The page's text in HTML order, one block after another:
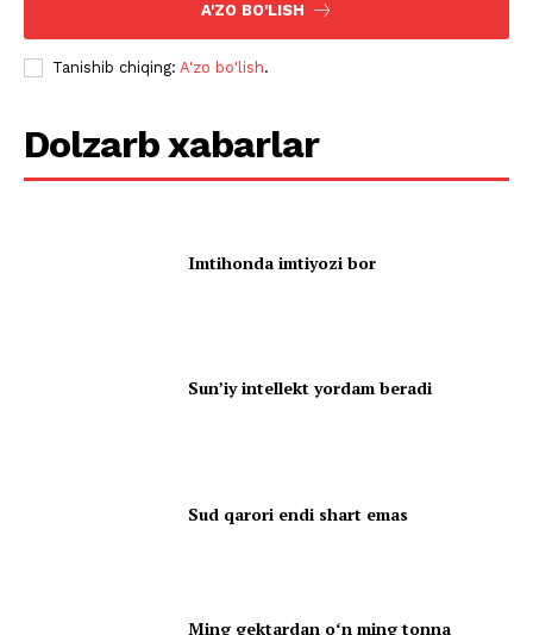
A'ZO BO'LISH
Tanishib chiqing: A'zo bo'lish.
Dolzarb xabarlar
Imtihonda imtiyozi bor
Sun’iy intellekt yordam beradi
Sud qarori endi shart emas
Ming gektardan oʻn ming tonna